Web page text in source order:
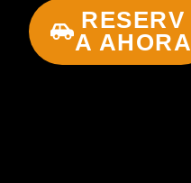
RESERV
A AHORA